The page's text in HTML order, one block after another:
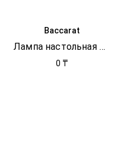
Baccarat
Лампа настольная Bon Jour Versailles
0 ₸